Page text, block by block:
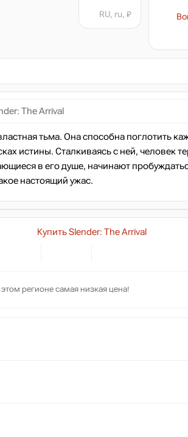
RU, ru, ₽
The Arrival
тьма. Она способна поглотить
истины. Сталкиваясь с ней, человек
в его душе, начинают
настоящий ужас.
Купить Slender: The Arrival
этом регионе самая низкая цена!